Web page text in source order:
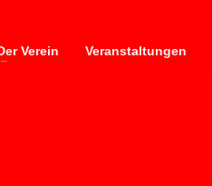
Verein Veranstaltungen